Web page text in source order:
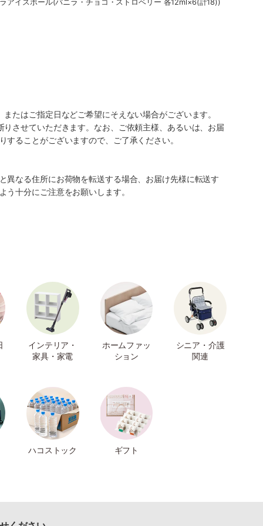
アイスボール(バニラ・チョコ・ストロベリー 各12ml×6(計18))
たはご指定日などご希望にそえない場合がございます。
させていただきます。なお、ご依頼主様、あるいは、お届
ることがございますので、ご了承ください。
異なる住所にお荷物を転送する場合、お届け先様に転送す
十分にご注意をお願いします。
インテリア・
家具・家電
ホームファッ
ション
シニア・介護
関連
ハコストック ギフト